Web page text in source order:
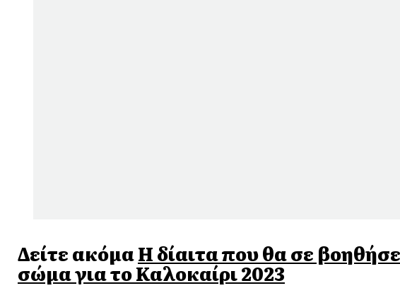
Δείτε ακόμαΗ δίαιτα που θα σε
σώμα για το Καλοκαίρι 2023